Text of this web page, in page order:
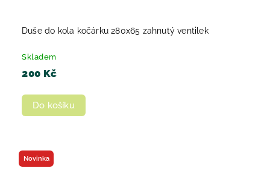
Duše do kola kočárku 280x65 zahnutý ventilek
Skladem
200 Kč
Do košíku
Novinka